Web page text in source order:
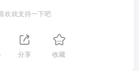
欢就支持一下吧
分享 收藏